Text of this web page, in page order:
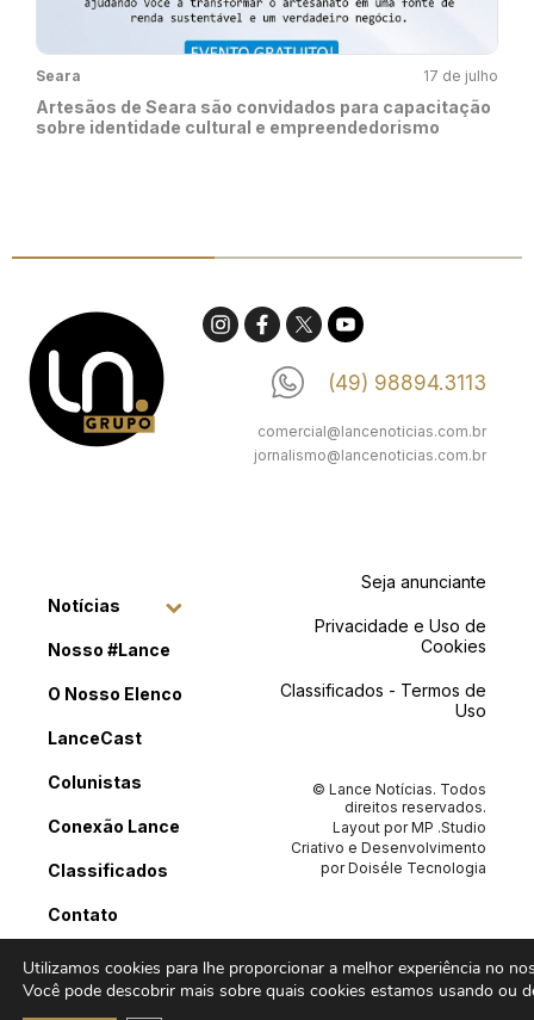
Seara 17 de julho
Artesãos de Seara são convidados para capacitação
sobre identidade cultural e empreendedorismo
(49) 98894.3113
comercial@lancenoticias.com.br
jornalismo@lancenoticias.com.br
Notícias
Nosso #Lance
O Nosso Elenco
LanceCast
Colunistas
Conexão Lance
Classificados
Contato
Seja anunciante
Privacidade e Uso de
Cookies
Classificados - Termos de
Uso
© Lance Notícias. Todos
direitos reservados.
Layout porMP .Studio
Criativo e Desenvolvimento
porDoiséle Tecnologia
Utilizamos cookies para lhe proporcionar a melhor experiência no
Você pode descobrir mais sobre quais cookies estamos usando ou